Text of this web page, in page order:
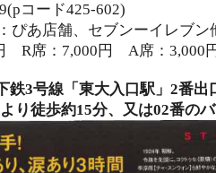
コード425-602)
ぴあ店舗、セブンーイレブン
R席：7,000円 A席：3,000
鉄3号線「東大入口駅」2番出
り徒歩約15分、又は02番の